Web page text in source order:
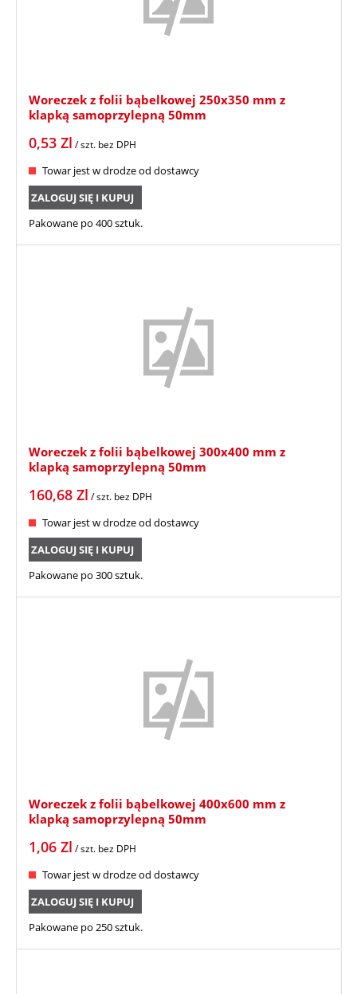
Woreczek z folii bąbelkowej 250x350 mm z
klapką samoprzylepną 50mm
0,53 Zl / szt. bez DPH
Towar jest w drodze od dostawcy
ZALOGUJ SIĘ I KUPUJ
Pakowane po 400 sztuk.
Woreczek z folii bąbelkowej 300x400 mm z
klapką samoprzylepną 50mm
160,68 Zl / szt. bez DPH
Towar jest w drodze od dostawcy
ZALOGUJ SIĘ I KUPUJ
Pakowane po 300 sztuk.
Woreczek z folii bąbelkowej 400x600 mm z
klapką samoprzylepną 50mm
1,06 Zl / szt. bez DPH
Towar jest w drodze od dostawcy
ZALOGUJ SIĘ I KUPUJ
Pakowane po 250 sztuk.